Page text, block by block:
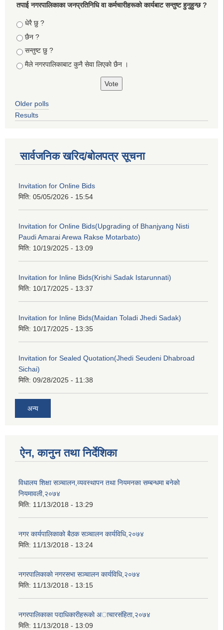
तपा‌ई नगरपालिकाका जनप्रतिनिधि वा कर्मचारीहरूकाे कार्यबाट सन्तुष्ट हुनुहुन्छ ?
Choices
धेरै छु ?
छैन ?
सन्तुष्ट छु ?
मैले नगरपालिकाबाट कुनै सेवा लिएकाे छैन ।
Older polls
Results
सार्वजनिक खरिद/बोलपत्र सूचना
Invitation for Online Bids
मिति: 05/05/2026 - 15:54
Invitation for Online Bids(Upgrading of Bhanjyang Nisti
Paudi Amarai Arewa Rakse Motarbato)
मिति: 10/19/2025 - 13:09
Invitation for Inline Bids(Krishi Sadak Istarunnati)
मिति: 10/17/2025 - 13:37
Invitation for Inline Bids(Maidan Toladi Jhedi Sadak)
मिति: 10/17/2025 - 13:35
Invitation for Sealed Quotation(Jhedi Seudeni Dhabroad
Sichai)
मिति: 09/28/2025 - 11:38
अन्य
ऐन, कानुन तथा निर्देशिका
विधालय शिक्षा सञ्चालन,व्यवस्थापन तथा नियमनका सम्बन्धमा बनेकाे
नियमावली,२०७४
मिति: 11/13/2018 - 13:29
नगर कार्यपालिकाकाे बैठक सञ्चालन कार्यविधि,२०७४
मिति: 11/13/2018 - 13:24
नगरपालिकाकाे नगरसभा सञ्चालन कार्यविधि,२०७४
मिति: 11/13/2018 - 13:15
नगरपालिकाका पदाधिकारीहरूकाे अाचारसंहिता,२०७४
मिति: 11/13/2018 - 13:09